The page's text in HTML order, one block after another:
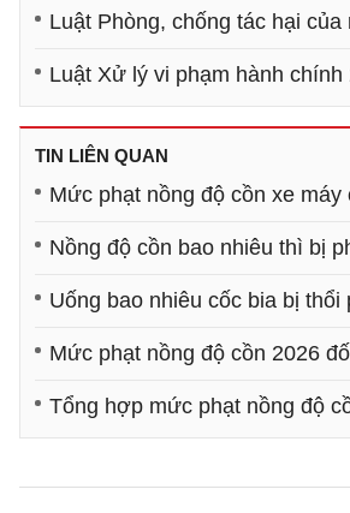
Luật Phòng, chống tác hại
Luật Xử lý vi phạm hành
TIN LIÊN QUAN
Mức phạt nồng độ cồn xe
Nồng độ cồn bao nhiêu thì bị
Uống bao nhiêu cốc bia bị thổi
Mức phạt nồng độ cồn 2026
Tổng hợp mức phạt nồng độ